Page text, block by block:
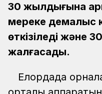
30 жылдығына
мереке демалыс
өткізіледі және
жалғасады.
Елордада